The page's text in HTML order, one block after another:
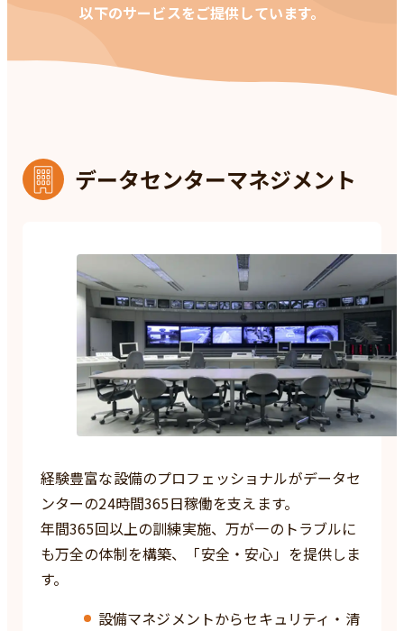
以下のサービスをご提供しています。
データセンターマネジメント
経験豊富な設備のプロフェッショナルがデータセ
ンターの24時間365日稼働を支えます。
年間365回以上の訓練実施、万が一のトラブルに
も万全の体制を構築、「安全・安心」を提供しま
す。
設備マネジメントからセキュリティ・清